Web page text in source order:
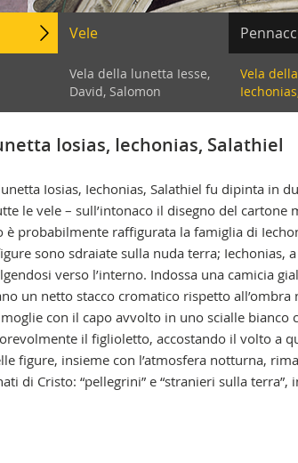
Vele
Navigazione
secondaria
Vela della lunetta Iesse,
David, Salomon
Vela
Iosias, Iechonias, Salathiel
Iosias, Iechonias, Salathiel fu dipinta in
le vele – sull’intonaco il disegno del cartone
è probabilmente raffigurata la famiglia di
sono sdraiate sulla nuda terra; Iechonias,
verso l’interno. Indossa una camicia
un netto stacco cromatico rispetto
con il capo avvolto in uno scialle bianco
il figlioletto, accostando il volto a
figure, insieme con l’atmosfera notturna,
di Cristo: “pellegrini” e “stranieri sulla